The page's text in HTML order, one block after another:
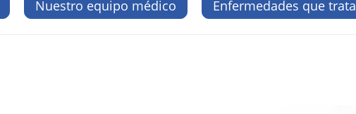
Nuestro equipo médico Enfermedades que trata